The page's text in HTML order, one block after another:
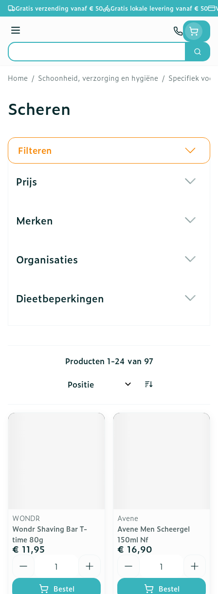
Ga naar de inhoud
Gratis verzending vanaf € 50 Gratis lokale levering vanaf € 50
Menu
Product, merk, categorie...
Zoek
Home / Schoonheid, verzorging en hygiëne / Specifiek
Scheren
Filteren
Prijs
Merken
Organisaties
Dieetbeperkingen
Producten 1-24 van 97
Sorteer op:
WONDR
Wondr Shaving Bar T-
time 80g
€ 11,95
Bestel
Avene
Avene Men Scheergel
150ml Nf
€ 16,90
Bestel